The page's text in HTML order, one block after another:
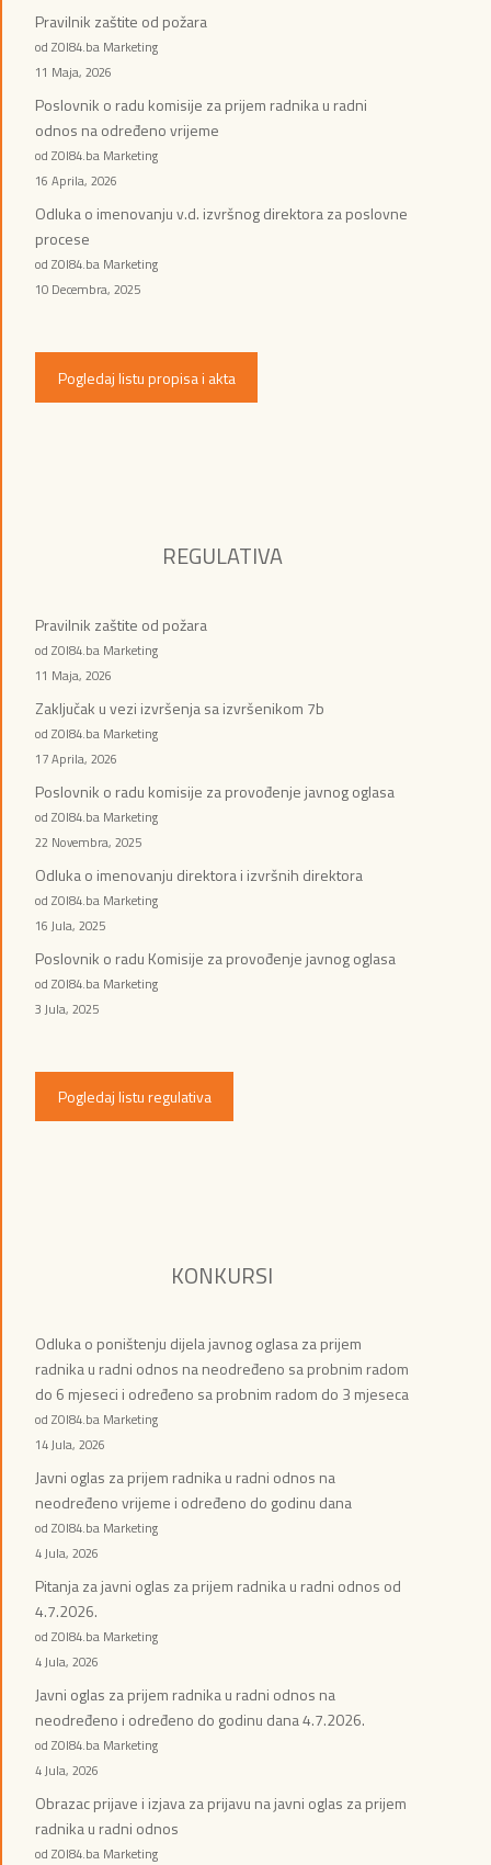
Pravilnik zaštite od požara
od ZOI84.ba Marketing
11 Maja, 2026
Poslovnik o radu komisije za prijem radnika u radni
odnos na određeno vrijeme
od ZOI84.ba Marketing
16 Aprila, 2026
Odluka o imenovanju v.d. izvršnog direktora za poslovne
procese
od ZOI84.ba Marketing
10 Decembra, 2025
Pogledaj listu propisa i akta
REGULATIVA
Pravilnik zaštite od požara
od ZOI84.ba Marketing
11 Maja, 2026
Zaključak u vezi izvršenja sa izvršenikom 7b
od ZOI84.ba Marketing
17 Aprila, 2026
Poslovnik o radu komisije za provođenje javnog oglasa
od ZOI84.ba Marketing
22 Novembra, 2025
Odluka o imenovanju direktora i izvršnih direktora
od ZOI84.ba Marketing
16 Jula, 2025
Poslovnik o radu Komisije za provođenje javnog oglasa
od ZOI84.ba Marketing
3 Jula, 2025
Pogledaj listu regulativa
KONKURSI
Odluka o poništenju dijela javnog oglasa za prijem
radnika u radni odnos na neodređeno sa probnim radom
do 6 mjeseci i određeno sa probnim radom do 3 mjeseca
od ZOI84.ba Marketing
14 Jula, 2026
Javni oglas za prijem radnika u radni odnos na
neodređeno vrijeme i određeno do godinu dana
od ZOI84.ba Marketing
4 Jula, 2026
Pitanja za javni oglas za prijem radnika u radni odnos od
4.7.2026.
od ZOI84.ba Marketing
4 Jula, 2026
Javni oglas za prijem radnika u radni odnos na
neodređeno i određeno do godinu dana 4.7.2026.
od ZOI84.ba Marketing
4 Jula, 2026
Obrazac prijave i izjava za prijavu na javni oglas za prijem
radnika u radni odnos
od ZOI84.ba Marketing